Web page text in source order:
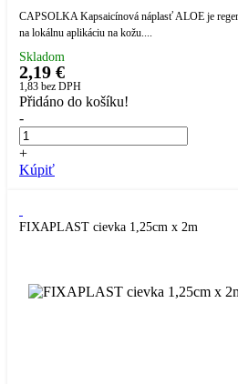
CAPSOLKA Kapsaicínová náplasť ALOE je
na lokálnu aplikáciu na kožu....
Skladom
2,19 €
1,83 bez DPH
Přidáno do košíku!
-
+
Kúpiť
FIXAPLAST cievka 1,25cm x 2m